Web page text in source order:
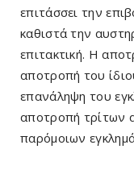
επιτάσσει την
καθιστά την
επιτακτική. Η
αποτροπή του
επανάληψη του
αποτροπή τρίτων
παρόμοιων